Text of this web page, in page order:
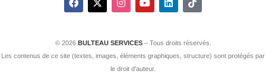
© 2026 BULTEAU SERVICES– Tous droits réservés.
Les contenus de ce site (textes, images, éléments graphiques, structure) sont protégés par
le droit d’auteur.